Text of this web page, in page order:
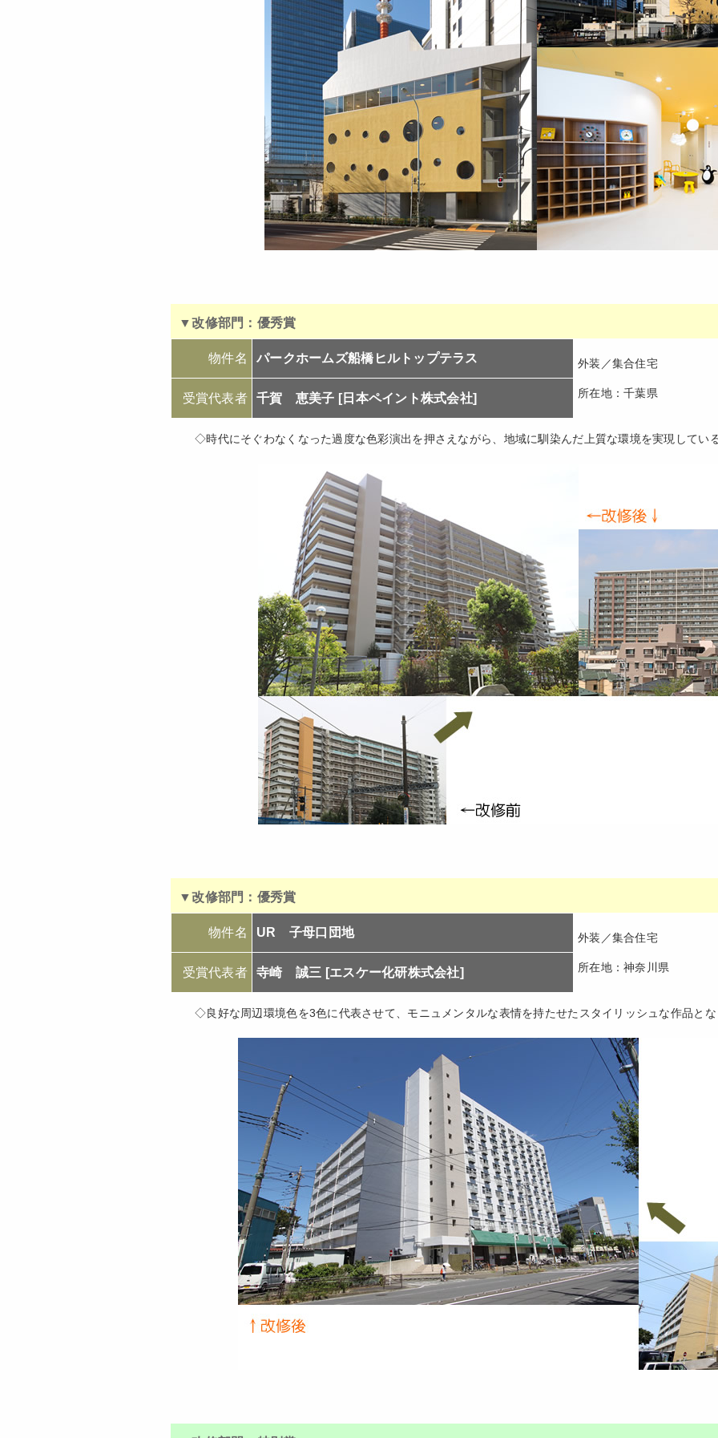
▼改修部門：優秀賞
物件名 パークホームズ船橋ヒルトップテラス 外装／集合住宅
所在地：千葉県
受賞代表者 千賀 恵美子 [日本ペイント株式会社]
◇時代にそぐわなくなった過度な色彩演出を押さえながら、地域に馴染んだ上質な環境を実現してい
▼改修部門：優秀賞
物件名 UR 子母口団地 外装／集合住宅
所在地：神奈川県
受賞代表者 寺崎 誠三 [エスケー化研株式会社]
◇良好な周辺環境色を3色に代表させて、モニュメンタルな表情を持たせたスタイリッシュな作品と